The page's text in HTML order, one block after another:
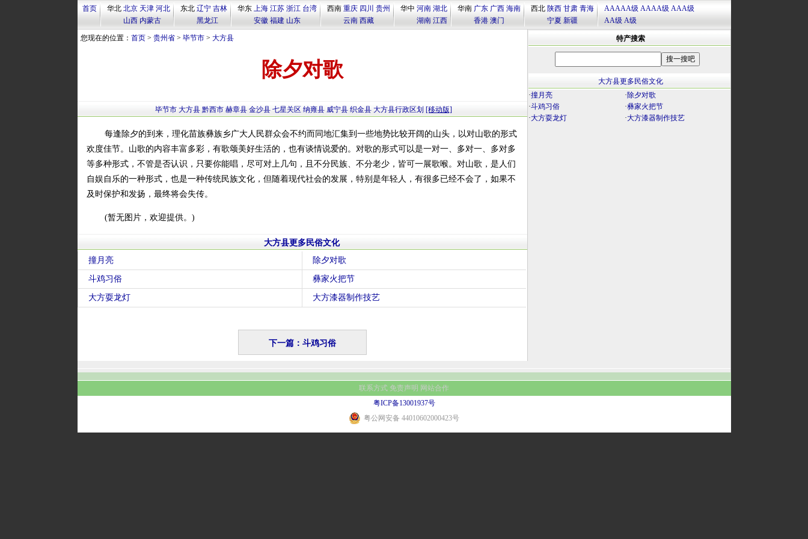
首页 华北 北京 天津 河北
山西 内蒙古
东北 辽宁 吉林
黑龙江
华东 上海 江苏 浙江 台湾
安徽 福建 山东
西南 重庆 四川 贵州
云南 西藏
华中 河南 湖北
湖南 江西
华南 广东 广西 海南
香港 澳门
西北 陕西 甘肃 青海
宁夏 新疆
AAAAA级 AAAA级 AAA级
AA级 A级
您现在的位置： 首页> 贵州省> 毕节市> 大方县
除夕对歌
毕节市 大方县 黔西市 赫章县 金沙县 七星关区 纳雍县 威宁县 织金县 大方县行政区划 [移动版]
每逢除夕的到来，理化苗族彝族乡广大人民群众会不约而同地汇集到一些地势比较开阔的山头，以对山歌的形式
欢度佳节。山歌的内容丰富多彩，有歌颂美好生活的，也有谈情说爱的。对歌的形式可以是一对一、多对一、多对多
等多种形式，不管是否认识，只要你能唱，尽可对上几句，且不分民族、不分老少，皆可一展歌喉。对山歌，是人们
自娱自乐的一种形式，也是一种传统民族文化，但随着现代社会的发展，特别是年轻人，有很多已经不会了，如果不
及时保护和发扬，最终将会失传。
(暂无图片，欢迎提供。)
大方县更多民俗文化
撞月亮
除夕对歌
斗鸡习俗 彝家火把节
大方耍龙灯 大方漆器制作技艺
下一篇：斗鸡习俗
特产搜索
大方县更多民俗文化
·撞月亮 ·除夕对歌
·斗鸡习俗 ·彝家火把节
·大方耍龙灯 ·大方漆器制作技艺
联系方式 免责声明 网站合作
粤ICP备13001937号
粤公网安备 44010602000423号